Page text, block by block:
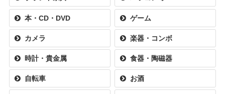
本・CD・DVD ゲーム
カメラ 楽器・コンボ
時計・貴金属 食器・陶磁器
自転車 お酒